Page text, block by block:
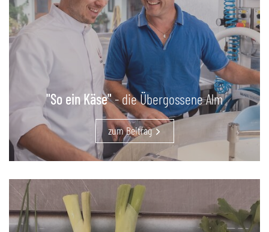
"So ein Käse"- die Übergossene Alm
zum Beitrag